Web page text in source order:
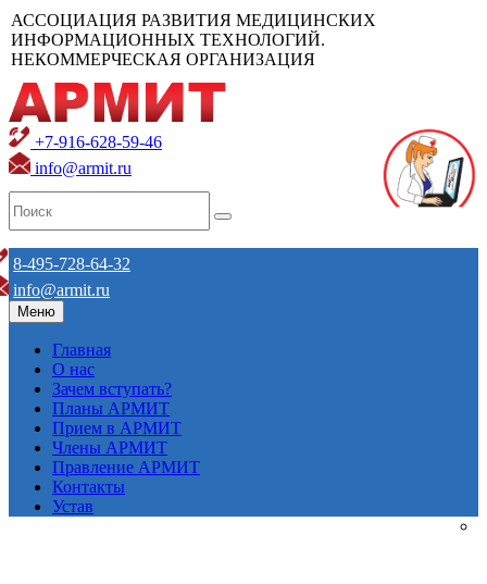
АССОЦИАЦИЯ РАЗВИТИЯ МЕДИЦИНСКИХ
ИНФОРМАЦИОННЫХ ТЕХНОЛОГИЙ.
НЕКОММЕРЧЕСКАЯ ОРГАНИЗАЦИЯ
+7-916-628-59-46
info@armit.ru
8-495-728-64-32
info@armit.ru
Меню
Главная
О нас
Зачем вступать?
Планы АРМИТ
Прием в АРМИТ
Члены АРМИТ
Правление АРМИТ
Контакты
Устав